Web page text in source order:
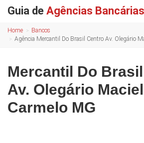
Guia de Agências Bancárias
Home
Bancos
Agência Mercantil Do Brasil Centro Av. Olegário
Mercantil Do
Av. Olegário
Carmelo MG